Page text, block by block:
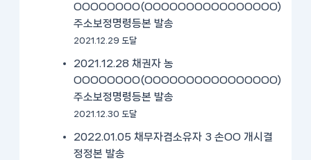
OOOOOOOO(OOOOOOOOOOOOOOOO)
주소보정명령등본 발송
2021.12.29 도달
2021.12.28 채권자 농
OOOOOOOO(OOOOOOOOOOOOOOOO)
주소보정명령등본 발송
2021.12.30 도달
2022.01.05 채무자겸소유자 3 손OO 개시결
정정본 발송